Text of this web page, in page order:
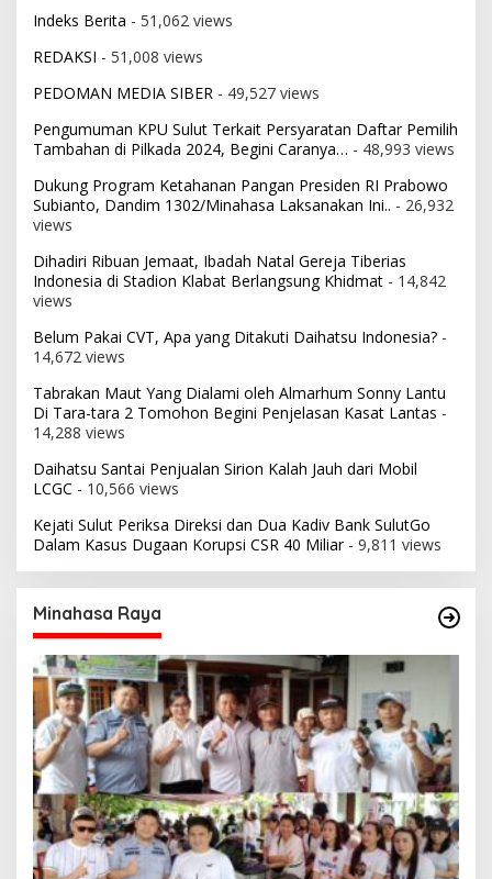
Indeks Berita - 51,062 views
REDAKSI - 51,008 views
PEDOMAN MEDIA SIBER - 49,527 views
Pengumuman KPU Sulut Terkait Persyaratan Daftar Pemilih
Tambahan di Pilkada 2024, Begini Caranya… - 48,993 views
Dukung Program Ketahanan Pangan Presiden RI Prabowo
Subianto, Dandim 1302/Minahasa Laksanakan Ini.. - 26,932
views
Dihadiri Ribuan Jemaat, Ibadah Natal Gereja Tiberias
Indonesia di Stadion Klabat Berlangsung Khidmat - 14,842
views
Belum Pakai CVT, Apa yang Ditakuti Daihatsu Indonesia? -
14,672 views
Tabrakan Maut Yang Dialami oleh Almarhum Sonny Lantu
Di Tara-tara 2 Tomohon Begini Penjelasan Kasat Lantas -
14,288 views
Daihatsu Santai Penjualan Sirion Kalah Jauh dari Mobil
LCGC - 10,566 views
Kejati Sulut Periksa Direksi dan Dua Kadiv Bank SulutGo
Dalam Kasus Dugaan Korupsi CSR 40 Miliar- 9,811 views
Minahasa Raya